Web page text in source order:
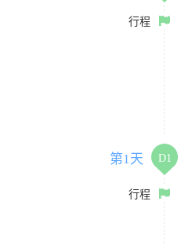
行程
第1天 D1
行程